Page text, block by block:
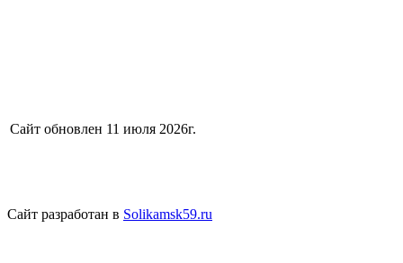
Сайт обновлен 11 июля 2026г.
Сайт разработан в Solikamsk59.ru